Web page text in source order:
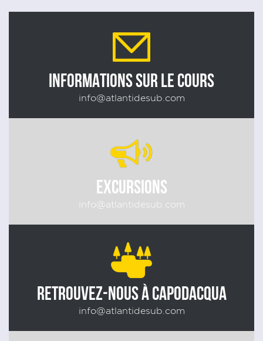
INFORMATIONS SUR LE COURS
info@atlantidesub.com
EXCURSIONS
info@atlantidesub.com
RETROUVEZ-NOUS À CAPODACQUA
info@atlantidesub.com